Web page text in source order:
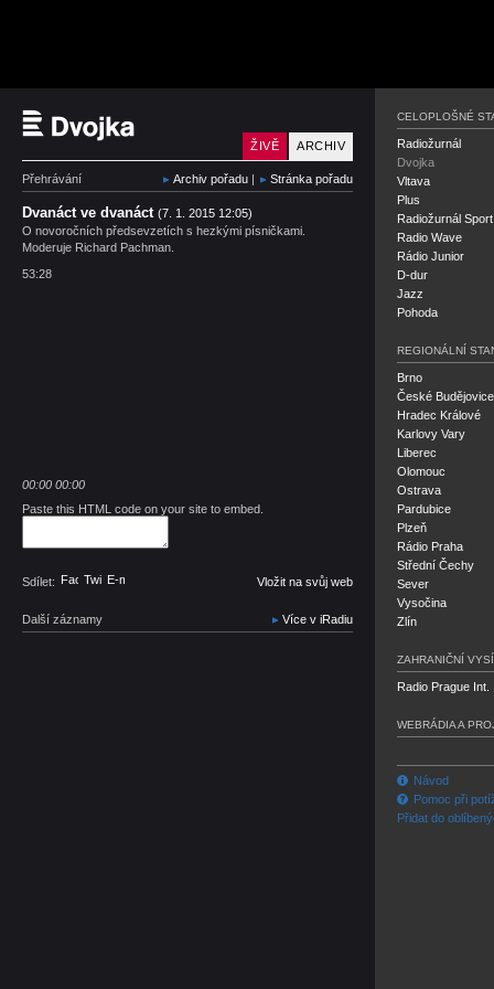
Český rozhlas Dvojka
ARCHIV
ŽIVĚ
Přehrávání Archiv pořadu | Stránka pořadu
Dvanáct ve dvanáct (7. 1. 2015 12:05)
O novoročních předsevzetích s hezkými písničkami.
Moderuje Richard Pachman.
53:28
00:00 00:00
Paste this HTML code on your site to embed.
Sdílet: Facebook
TwitterE-mail Vložit na svůj web
Další záznamy Více v iRadiu
CELOPLOŠNÉ
Radiožurnál
Dvojka
Vltava
Plus
Radiožurnál Sport
Radio Wave
Rádio Junior
D-dur
Jazz
Pohoda
REGIONÁLNÍ
Brno
České Budějovice
Hradec Králové
Karlovy Vary
Liberec
Olomouc
Ostrava
Pardubice
Plzeň
Rádio Praha
Střední Čechy
Sever
Vysočina
Zlín
ZAHRANIČNÍ
Radio Prague Int.
WEBRÁDIA A
Návod
Pomoc při
Přidat do